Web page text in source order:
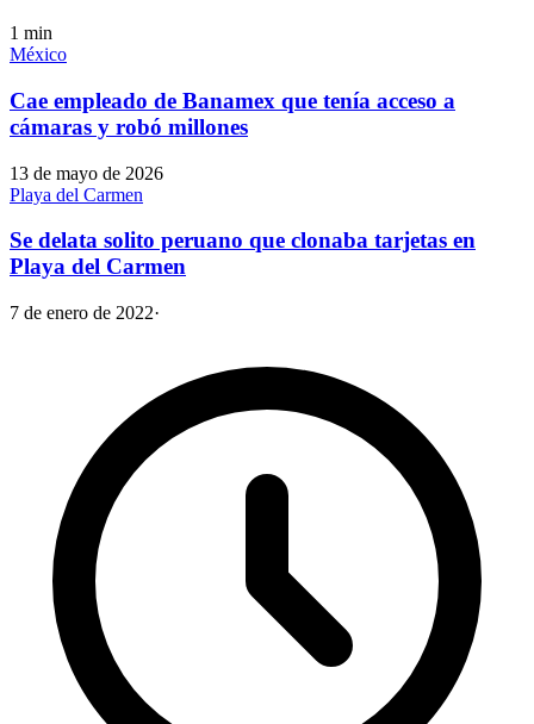
1 min
México
Cae empleado de Banamex que tenía acceso a
cámaras y robó millones
13 de mayo de 2026
Playa del Carmen
Se delata solito peruano que clonaba tarjetas en
Playa del Carmen
7 de enero de 2022·